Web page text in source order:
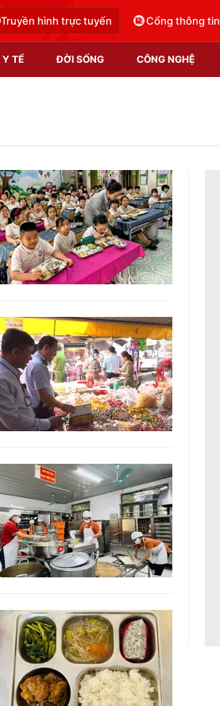
Truyền hình trực tuyến Cổng thông tin
Y TẾ ĐỜI SỐNG CÔNG NGHỆ
Video
Shorts video
Podcast
EMagazine
Photo
Infographic
Góc ảnh
Công nghệ
Hitech Công nghệ tương lai
Sản phẩm
Thị trường
Tư vấn